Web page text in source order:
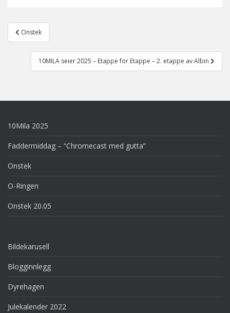
Post
navigation
Onstek
10MILA seier 2025 – Etappe for Etappe – 2. etappe av Albin
10Mila 2025
Faddermiddag – “Chromecast med gutta”
Onstek
O-Ringen
Onstek 20.05
Bildekarusell
Blogginnlegg
Dyrehagen
Julekalender 2022